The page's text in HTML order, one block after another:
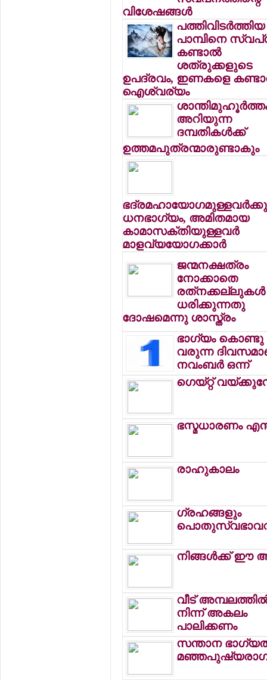
വിശേഷങ്ങള്‍
പത്തിവിടര്‍ത്തിയ
പാമ്പിനെ
കണ്ടാല്‍
ശത്രുക്കളുടെ
ഉപദ്രവം, ഇണകളെ
ഐശ്വര്യം
അറിയുന്ന
ദമ്പതികള്‍ക്ക്
ഉത്തമപുത്രന്മാരുണ്ടാകും
ഭദ്രമഹായോഗമുള്ളവര്‍ക്കു
ധനഭാഗ്യം, അമിതമായ
കാമാസക്തിയുള്ളവര്‍
മാളവ്യയോഗക്കാര്‍
ജന്മനക്ഷത്രം
നോക്കാതെ
രത്‌നക്കല്ലുകള്‍
ധരിക്കുന്നതു
ദോഷമെന്നു ശാസ്ത്രം
ഭാഗ്യം കൊണ്ടു
വരുന്ന
നവംബര്‍ ഒന്ന്
ഗെയ്റ്റ്
ഭസ്മധാരണം
രാഹുകാലം
ഗ്രഹങ്ങളും
നിങ്ങള്‍ക്ക് ഈ
വീട്
നിന്ന് അകലം
പാലിക്കണം
സന്താന